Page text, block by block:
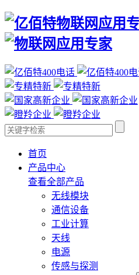
首页
产品中心
查看全部产品
无线模块
通信设备
工业计算
天线
电源
传感与探测